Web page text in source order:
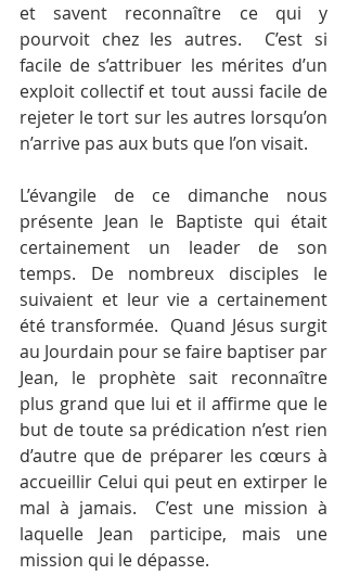
et savent reconnaître ce qui y
pourvoit chez les autres.  C’est si
facile de s’attribuer les mérites d’un
exploit collectif et tout aussi facile de
rejeter le tort sur les autres lorsqu’on
n’arrive pas aux buts que l’on visait.
L’évangile de ce dimanche nous
présente Jean le Baptiste qui était
certainement un leader de son
temps. De nombreux disciples le
suivaient et leur vie a certainement
été transformée.  Quand Jésus surgit
au Jourdain pour se faire baptiser par
Jean, le prophète sait reconnaître
plus grand que lui et il affirme que le
but de toute sa prédication n’est rien
d’autre que de préparer les cœurs à
accueillir Celui qui peut en extirper le
mal à jamais.  C’est une mission à
laquelle Jean participe, mais une
mission qui le dépasse.